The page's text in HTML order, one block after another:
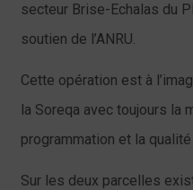
secteur Brise-Echalas du
soutien de l’ANRU.
Cette opération est à
la Soreqa avec toujours la
programmation et la
Sur les deux parcelles